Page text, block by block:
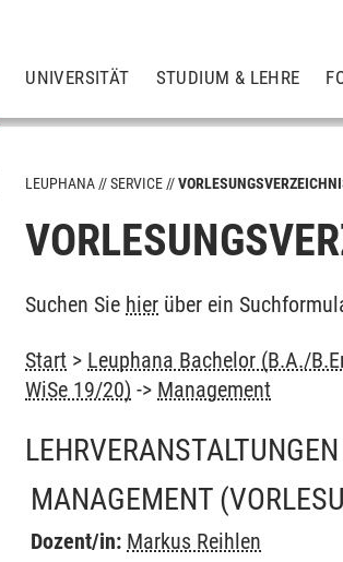
UNIVERSITÄT STUDIUM & LEHRE
LEUPHANA SERVICE
Suchen Sie hier über ein
Start > Leuphana Bachelor (B.A./
WiSe 19/20) -> Management
LEHRVERANSTALTUNGEN
MANAGEMENT
Dozent/in: Markus Reihlen